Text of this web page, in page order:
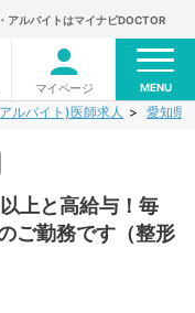
アルバイトはマイナビDOCTOR
マイページ MENU
ルバイト)医師求人 愛知県
上と高給与！毎
ご勤務です（整形